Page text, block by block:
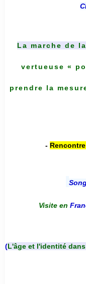
La marche de
vertueuse «
prendre la
-
Visite en
(L'âge et l'identité